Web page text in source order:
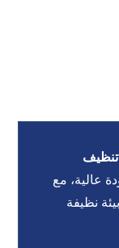
عالية، مع
نظيفة